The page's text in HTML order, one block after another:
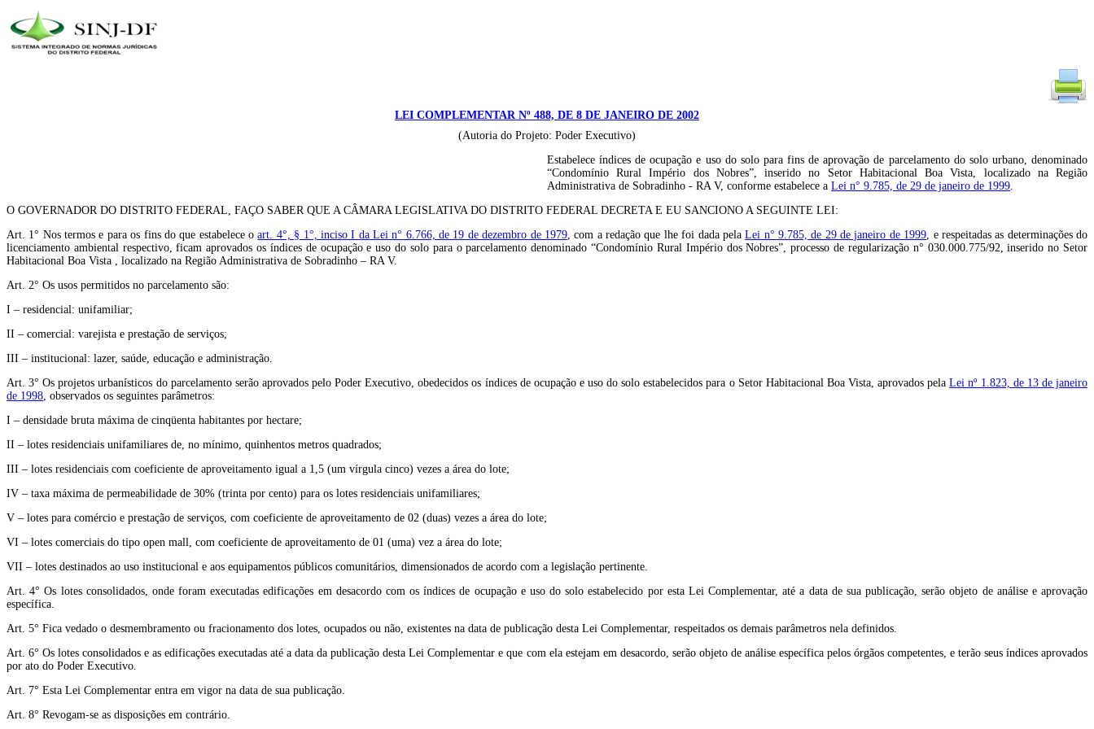
LEI COMPLEMENTAR Nº 488, DE 8 DE JANEIRO DE 2002
(Autoria do Projeto: Poder Executivo)
Estabelece índices de ocupação e uso do solo para fins de aprovação de parcelamento do solo urbano, denominado
“Condomínio Rural Império dos Nobres”, inserido no Setor Habitacional Boa Vista, localizado na Região
Administrativa de Sobradinho - RA V, conforme estabelece a Lei n° 9.785, de 29 de janeiro de 1999.
O GOVERNADOR DO DISTRITO FEDERAL, FAÇO SABER QUE A CÂMARA LEGISLATIVA DO DISTRITO FEDERAL DECRETA E EU SANCIONO A SEGUINTE LEI:
Art. 1° Nos termos e para os fins do que estabelece oart. 4°, § 1°, inciso I da Lei n° 6.766, de 19 de dezembro de 1979, com a redação que lhe foi dada pelaLei n° 9.785, de 29 de janeiro de 1999, e respeitadas as determinações do
licenciamento ambiental respectivo, ficam aprovados os índices de ocupação e uso do solo para o parcelamento denominado “Condomínio Rural Império dos Nobres”, processo de regularização n° 030.000.775/92, inserido no Setor
Habitacional Boa Vista , localizado na Região Administrativa de Sobradinho – RA V.
Art. 2° Os usos permitidos no parcelamento são:
I – residencial: unifamiliar;
II – comercial: varejista e prestação de serviços;
III – institucional: lazer, saúde, educação e administração.
Art. 3° Os projetos urbanísticos do parcelamento serão aprovados pelo Poder Executivo, obedecidos os índices de ocupação e uso do solo estabelecidos para o Setor Habitacional Boa Vista, aprovados pelaLei nº 1.823, de 13 de janeiro
de 1998, observados os seguintes parâmetros:
I – densidade bruta máxima de cinqüenta habitantes por hectare;
II – lotes residenciais unifamiliares de, no mínimo, quinhentos metros quadrados;
III – lotes residenciais com coeficiente de aproveitamento igual a 1,5 (um vírgula cinco) vezes a área do lote;
IV – taxa máxima de permeabilidade de 30% (trinta por cento) para os lotes residenciais unifamiliares;
V – lotes para comércio e prestação de serviços, com coeficiente de aproveitamento de 02 (duas) vezes a área do lote;
VI – lotes comerciais do tipo open mall, com coeficiente de aproveitamento de 01 (uma) vez a área do lote;
VII – lotes destinados ao uso institucional e aos equipamentos públicos comunitários, dimensionados de acordo com a legislação pertinente.
Art. 4° Os lotes consolidados, onde foram executadas edificações em desacordo com os índices de ocupação e uso do solo estabelecido por esta Lei Complementar, até a data de sua publicação, serão objeto de análise e aprovação
específica.
Art. 5° Fica vedado o desmembramento ou fracionamento dos lotes, ocupados ou não, existentes na data de publicação desta Lei Complementar, respeitados os demais parâmetros nela definidos.
Art. 6° Os lotes consolidados e as edificações executadas até a data da publicação desta Lei Complementar e que com ela estejam em desacordo, serão objeto de análise específica pelos órgãos competentes, e terão seus índices aprovados
por ato do Poder Executivo.
Art. 7° Esta Lei Complementar entra em vigor na data de sua publicação.
Art. 8° Revogam-se as disposições em contrário.